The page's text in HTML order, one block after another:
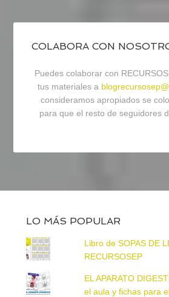
COLABORA CON
Puedes colaborar con
tus materiales a
consideramos apropiados se
para que el resto de seguidores
LO MÁS POPULAR
Libro de SOPAS DE
RECURSOSEP
EL APARATO
el aula y fichas para